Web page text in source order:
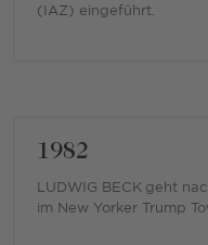
(IAZ) eingeführt.
1982
LUDWIG BECK geht
im New Yorker Trump